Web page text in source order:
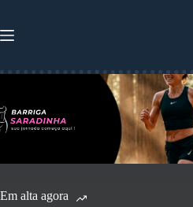
o
Em alta agora